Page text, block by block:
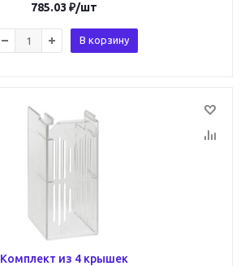
785.03 ₽/шт
В корзину
Комплект из 4 крышек